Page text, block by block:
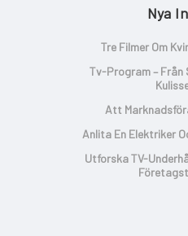
Nya
Tre Filmer Om
Tv-Program – Från
Att
Anlita En Elektriker
Utforska TV-